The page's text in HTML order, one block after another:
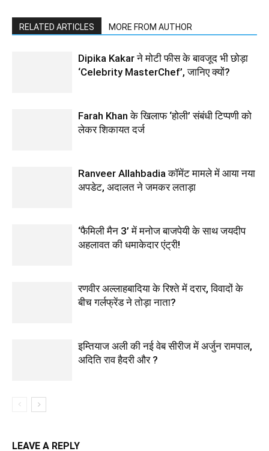
RELATED ARTICLES MORE FROM AUTHOR
Dipika Kakar ने मोटी फीस के बावजूद भी छोड़ा
‘Celebrity MasterChef’, जानिए क्यों?
Farah Khan के खिलाफ ‘होली’ संबंधी टिप्पणी को
लेकर शिकायत दर्ज
Ranveer Allahbadia कॉमेंट मामले में आया नया
अपडेट, अदालत ने जमकर लताड़ा
‘फैमिली मैन 3’ में मनोज बाजपेयी के साथ जयदीप
अहलावत की धमाकेदार एंट्री!
रणवीर अल्लाहबादिया के रिश्ते में दरार, विवादों के
बीच गर्लफ्रेंड ने तोड़ा नाता?
इम्तियाज अली की नई वेब सीरीज में अर्जुन रामपाल,
अदिति राव हैदरी और ?
LEAVE A REPLY